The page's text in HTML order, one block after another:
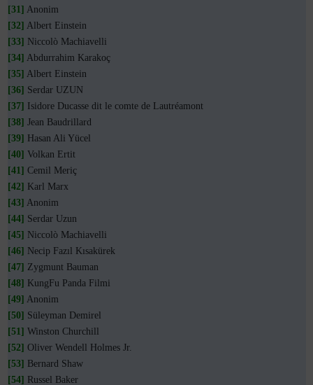
[31] Anonim
[32] Albert Einstein
[33] Niccolò Machiavelli
[34] Abdurrahim Karakoç
[35] Albert Einstein
[36] Serdar UZUN
[37]
Isidore Ducasse dit le comte de Lautréamont
[38] Jean Baudrillard
[39]
Hasan Ali Yücel
[40] Volkan Ertit
[41] Cemil Meriç
[42]
Karl Marx
[43] Anonim
[44] Serdar Uzun
[45] Niccolò Machiavelli
[46] Necip Fazıl Kısakürek
[47] Zygmunt Bauman
[48]
KungFu Panda Filmi
[49] Anonim
[50] Süleyman Demirel
[51] Winston Churchill
[52] Oliver Wendell Holmes Jr.
[53]
Bernard Shaw
[54]
Russel Baker